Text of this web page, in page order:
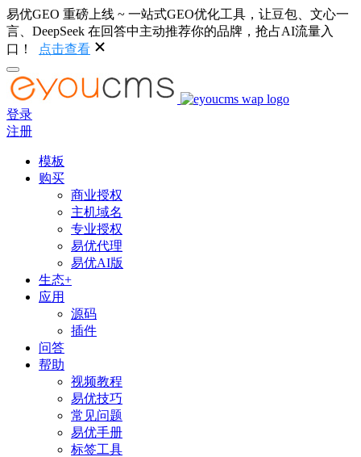
易优GEO 重磅上线 ~ 一站式GEO优化工具，让豆包、文心一
言、DeepSeek 在回答中主动推荐你的品牌，抢占AI流量入
口！
点击查看
登录
注册
模板
购买
商业授权
主机域名
专业授权
易优代理
易优AI版
生态+
应用
源码
插件
问答
帮助
视频教程
易优技巧
常见问题
易优手册
标签工具